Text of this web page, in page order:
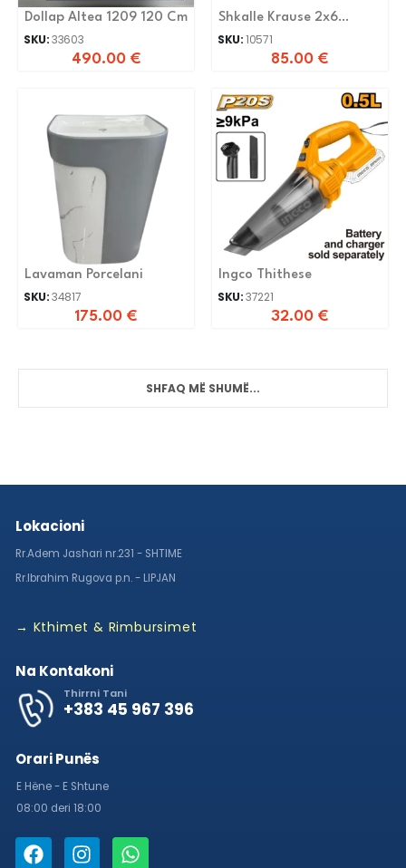
Dollap Altea 1209 120 Cm
SKU:33603
490.00 €
Shkalle Krause 2x6
Shkelse Dopplo 120359
SKU:10571
85.00 €
Lavaman Porcelani
SKU:34817
175.00 €
Ingco Thithese
SKU:37221
32.00 €
SHFAQ MË SHUMË...
Lokacioni
Rr.Adem Jashari nr.231 - SHTIME
Rr.Ibrahim Rugova p.n. - LIPJAN
→ Kthimet & Rimbursimet
Na Kontakoni
Thirrni Tani
+383 45 967 396
Orari Punës
E Hëne - E Shtune
08:00 deri 18:00